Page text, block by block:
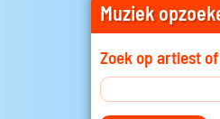
Muziek
Zoek op artiest